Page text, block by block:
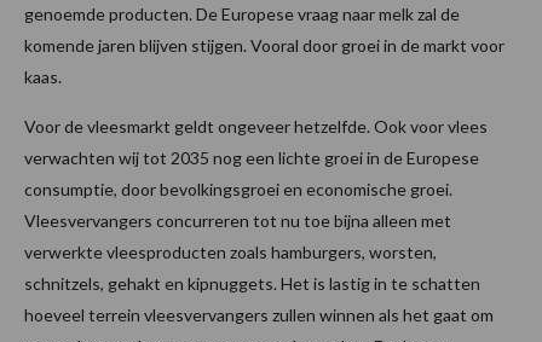
genoemde producten. De Europese vraag naar melk zal de
komende jaren blijven stijgen. Vooral door groei in de markt voor
kaas.
Voor de vleesmarkt geldt ongeveer hetzelfde. Ook voor vlees
verwachten wij tot 2035 nog een lichte groei in de Europese
consumptie, door bevolkingsgroei en economische groei.
Vleesvervangers concurreren tot nu toe bijna alleen met
verwerkte vleesproducten zoals hamburgers, worsten,
schnitzels, gehakt en kipnuggets. Het is lastig in te schatten
hoeveel terrein vleesvervangers zullen winnen als het gaat om